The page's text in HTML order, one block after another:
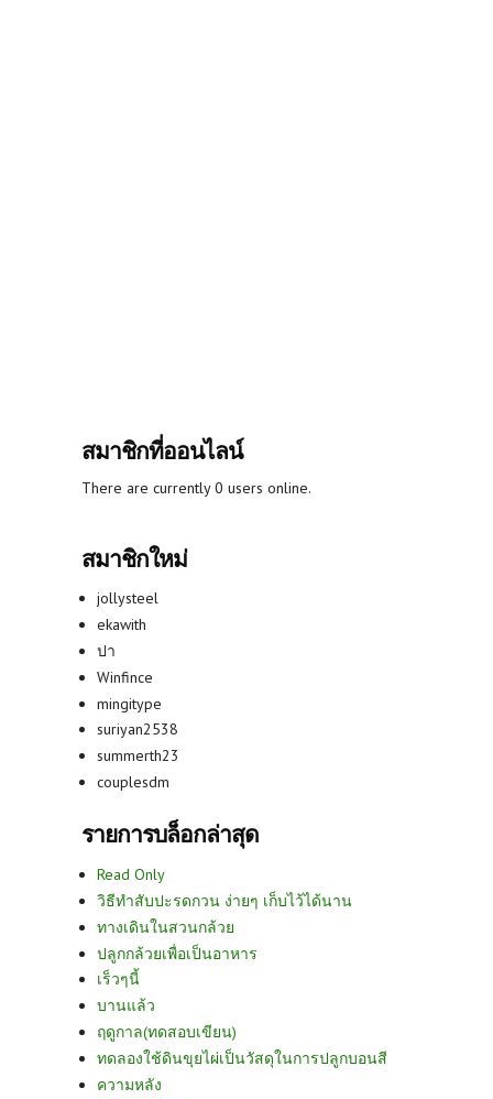
สมาชิกที่ออนไลน์
There are currently 0 users online.
สมาชิกใหม่
jollysteel
ekawith
ปา
Winfince
mingitype
suriyan2538
summerth23
couplesdm
รายการบล็อกล่าสุด
Read Only
วิธีทำสับปะรดกวน ง่ายๆ เก็บไว้ได้นาน
ทางเดินในสวนกล้วย
ปลูกกล้วยเพื่อเป็นอาหาร
เร็วๆนี้
บานแล้ว
ฤดูกาล(ทดสอบเขียน)
ทดลองใช้ดินขุยไผ่เป็นวัสดุในการปลูกบอนสี
ความหลัง